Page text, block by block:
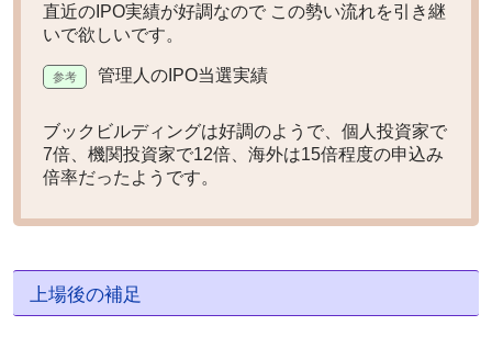
直近のIPO実績が好調なので この勢い流れを引き継
いで欲しいです。
管理人のIPO当選実績
ブックビルディングは好調のようで、個人投資家で
7倍、機関投資家で12倍、海外は15倍程度の申込み
倍率だったようです。
上場後の補足